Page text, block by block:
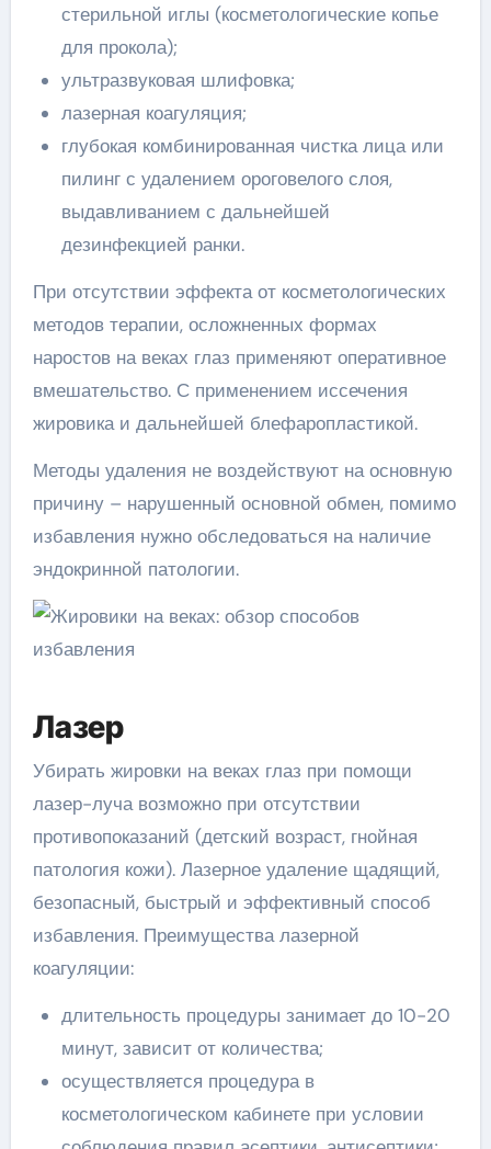
стерильной иглы (косметологические копье
для прокола);
ультразвуковая шлифовка;
лазерная коагуляция;
глубокая комбинированная чистка лица или
пилинг с удалением ороговелого слоя,
выдавливанием с дальнейшей
дезинфекцией ранки.
При отсутствии эффекта от косметологических
методов терапии, осложненных формах
наростов на веках глаз применяют оперативное
вмешательство. С применением иссечения
жировика и дальнейшей блефаропластикой.
Методы удаления не воздействуют на основную
причину – нарушенный основной обмен, помимо
избавления нужно обследоваться на наличие
эндокринной патологии.
Лазер
Убирать жировки на веках глаз при помощи
лазер-луча возможно при отсутствии
противопоказаний (детский возраст, гнойная
патология кожи). Лазерное удаление щадящий,
безопасный, быстрый и эффективный способ
избавления. Преимущества лазерной
коагуляции:
длительность процедуры занимает до 10-20
минут, зависит от количества;
осуществляется процедура в
косметологическом кабинете при условии